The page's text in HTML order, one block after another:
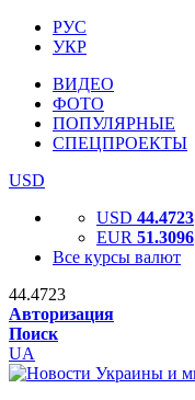
РУС
УКР
ВИДЕО
ФОТО
ПОПУЛЯРНЫЕ
СПЕЦПРОЕКТЫ
USD
USD 44.4723
EUR 51.3096
Все курсы валют
44.4723
Авторизация
Поиск
UA